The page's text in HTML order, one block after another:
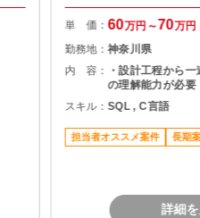
単 価：60万円～70万円
勤務地：神奈川県
内 容：
・設計工程から
の理解能力が必要
スキル：SQL , C言語
担当者オススメ案件 長期
詳細